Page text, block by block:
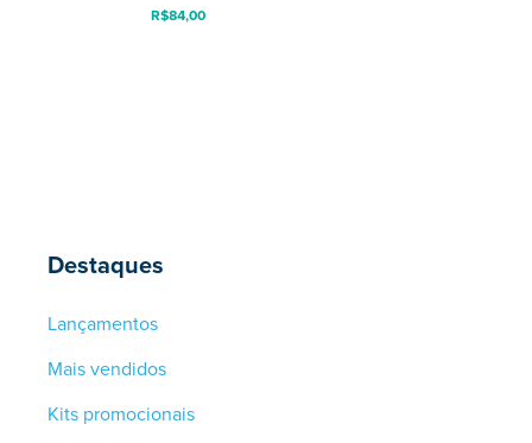
Destaques
Lançamentos
Mais vendidos
Kits promocionais
R$84,00